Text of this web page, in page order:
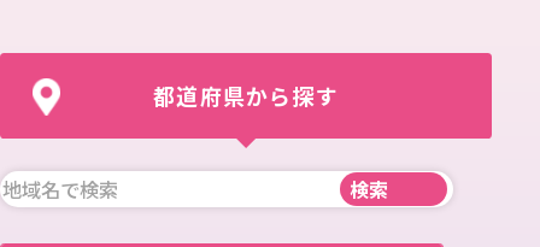
都道府県から探す